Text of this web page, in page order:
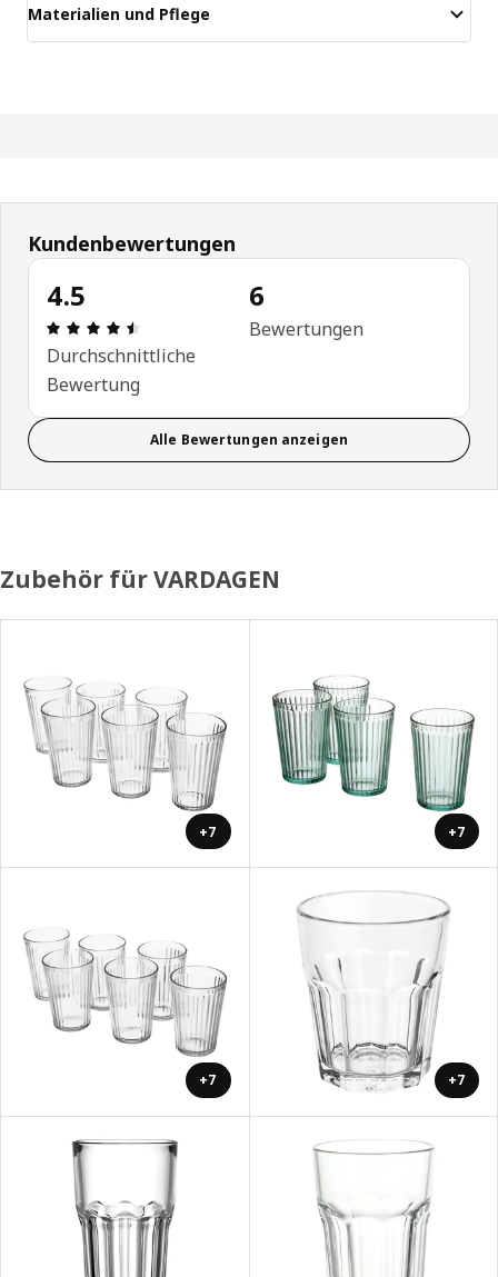
Materialien und Pflege
Kundenbewertungen
4.5
Bewertung: 4.5 von 5 Sterne Anzahl der
Durchschnittliche
Bewertung
6
Bewertungen
Alle Bewertungen anzeigen
Zubehör für VARDAGEN
+7 +7
+7 +7